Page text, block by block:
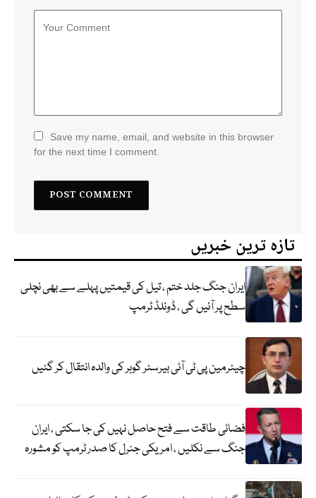
Save my name, email, and website in this browser
for the next time I comment.
تازہ ترین خبریں
ایران جنگ جلد ختم ، تیل کی قیمتیں پہلے سے بھی نچلی
سطح پر آئیں گی ، ڈونلڈ ٹرمپ
چیئرمین پی ٹی آئی بیرسٹر گوہر کی والدہ انتقال کر گئیں
فضائی طاقت سے فتح حاصل نہیں کی جا سکتی ، ایران
جنگ سے نکلیں ، امریکی جنرل کا صدر ٹرمپ کو مشورہ